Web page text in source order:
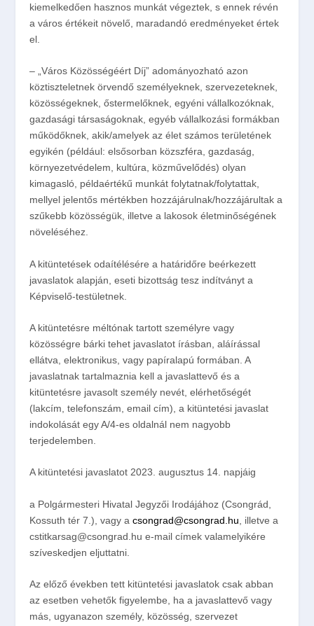
kiemelkedően hasznos munkát végeztek, s ennek révén
a város értékeit növelő, maradandó eredményeket értek
el.
– „Város Közösségéért Díj”adományozható azon
köztiszteletnek örvendő személyeknek, szervezeteknek,
közösségeknek, őstermelőknek, egyéni vállalkozóknak,
gazdasági társaságoknak, egyéb vállalkozási formákban
működőknek, akik/amelyek az élet számos területének
egyikén (például: elsősorban közszféra, gazdaság,
környezetvédelem, kultúra, közművelődés) olyan
kimagasló, példaértékű munkát folytatnak/folytattak,
mellyel jelentős mértékben hozzájárulnak/hozzájárultak a
szűkebb közösségük, illetve a lakosok életminőségének
növeléséhez.
A kitüntetések odaítélésére a határidőre beérkezett
javaslatok alapján, eseti bizottság tesz indítványt a
Képviselő-testületnek.
A kitüntetésre méltónak tartott személyre vagy
közösségre bárki tehet javaslatot írásban ,aláírással
ellátva, elektronikus, vagy papíralapú formában. A
javaslatnak tartalmaznia kell a javaslattevő és a
kitüntetésre javasolt személy nevét, elérhetőségét
(lakcím, telefonszám, email cím), a kitüntetési javaslat
indokolását egy A/4-es oldalnál nem nagyobb
terjedelemben.
A kitüntetési javaslatot2023. augusztus 14. napjáig
a Polgármesteri HivatalJegyzői Irodájához (Csongrád,
Kossuth tér 7.), vagy acsongrad@csongrad.hu , illetve a
cstitkarsag@csongrad.hu e-mail címek valamelyikére
szíveskedjen eljuttatni.
Az előző években tett kitüntetési javaslatok csak abban
az esetben vehetők figyelembe, ha a javaslattevő vagy
más, ugyanazon személy, közösség, szervezet